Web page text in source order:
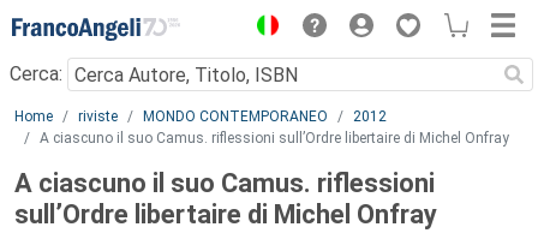
Menu
Cerca:
Main content
Home riviste MONDO CONTEMPORANEO
2012
A ciascuno il suo Camus. riflessioni sull’Ordre libertaire di Michel Onfray
A ciascuno il suo Camus. riflessioni
sull’Ordre libertaire di Michel Onfray